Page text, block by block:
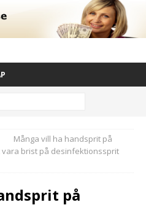
Många vill ha handsprit på
brist på desinfektionssprit
på